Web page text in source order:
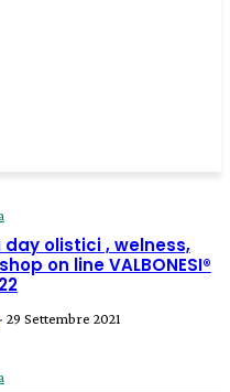
day olistici , welness,
on line VALBONESI®
- 29 Settembre 2021